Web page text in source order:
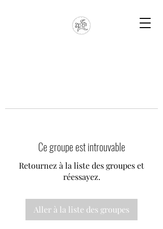
Ce groupe est introuvable
Retournez à la liste des groupes et
réessayez.
Aller à la liste des groupes